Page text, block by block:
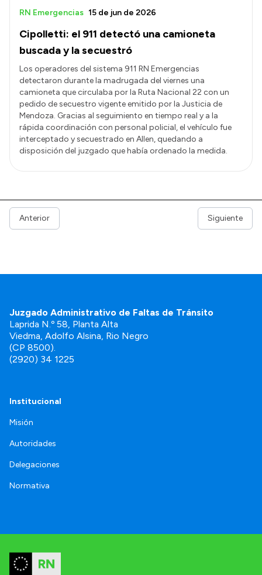
Cipolletti: el 911 detectó una camioneta
buscada y la secuestró
RN Emergencias 15 de jun de 2026
Los operadores del sistema 911 RN Emergencias
detectaron durante la madrugada del viernes una
camioneta que circulaba por la Ruta Nacional 22 con un
pedido de secuestro vigente emitido por la Justicia de
Mendoza. Gracias al seguimiento en tiempo real y a la
rápida coordinación con personal policial, el vehículo fue
interceptado y secuestrado en Allen, quedando a
disposición del juzgado que había ordenado la medida.
Anterior Siguiente
Juzgado Administrativo de Faltas de Tránsito
Laprida N.º 58, Planta Alta
Viedma, Adolfo Alsina, Rio Negro
(CP 8500).
(2920) 34 1225
Institucional
Misión
Autoridades
Delegaciones
Normativa